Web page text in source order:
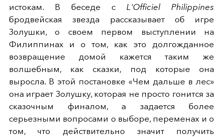
истокам. В беседе с L'Officiel Philippines
бродвейская звезда рассказывает об игре
Золушки, о своем первом выступлении на
Филиппинах и о том, как это долгожданное
возвращение домой кажется таким же
волшебным, как сказки, под которые она
выросла. В этой постановке «Чем дальше в лес»
она играет Золушку, которая не просто гонится за
сказочным финалом, а задается более
серьезными вопросами о выборе, переменах и о
том, что действительно значит получить